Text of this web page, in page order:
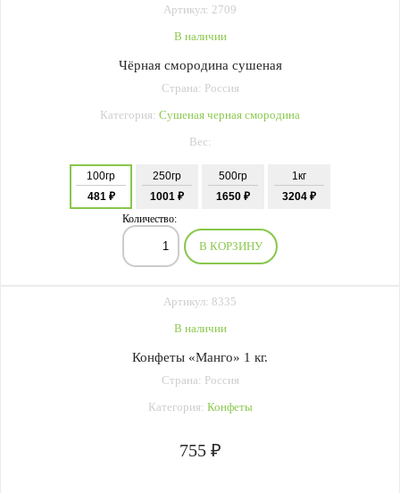
Артикул: 2709
В наличии
Чёрная смородина сушеная
Страна: Россия
Категория: Сушеная черная смородина
Вес:
100гр
481 ₽
250гр
1001 ₽
500гр
1650 ₽
1кг
3204 ₽
Количество:
В КОРЗИНУ
Артикул: 8335
В наличии
Конфеты «Манго» 1 кг.
Страна: Россия
Категория: Конфеты
755 ₽